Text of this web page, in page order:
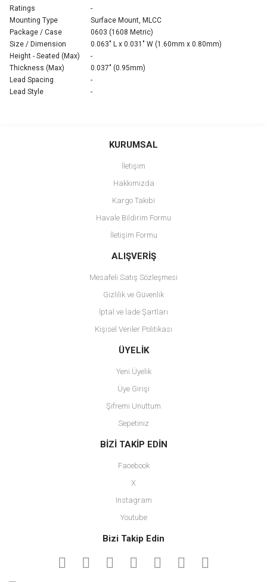
Ratings
-
Mounting Type
Surface Mount, MLCC
Package / Case
0603 (1608 Metric)
Size / Dimension
0.063" L x 0.031" W (1.60mm x 0.80mm)
Height - Seated (Max)
-
Thickness (Max)
0.037" (0.95mm)
Lead Spacing
-
Lead Style
-
Bu ürüne ilk yorumu siz yapın!
Ürün resmi kalitesiz, bozuk veya görüntülenemiyor.
Ürün açıklamasında eksik bilgiler bulunuyor.
Ürün bilgilerinde hatalar bulunuyor.
Ürün fiyatı diğer sitelerden daha pahalı.
Bu ürüne benzer farklı alternatifler olmalı.
Gönder
KURUMSAL
İletişim
Hakkımızda
Kargo Takibi
Havale Bildirim Formu
İletişim Formu
ALIŞVERİŞ
Mesafeli Satış Sözleşmesi
Gizlilik ve Güvenlik
İptal ve İade Şartları
Kişisel Veriler Politikası
ÜYELİK
Yeni Üyelik
Üye Girişi
Şifremi Unuttum
Sepetiniz
BİZİ TAKİP EDİN
Facebook
X
Instagram
Youtube
Bizi Takip Edin